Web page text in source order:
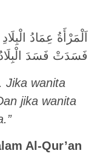
اَلْمَرْأَةُ عِمَادُ
فَسَدَتْ فَسَدَ
Jika wanita
jika wanita
Al-Qur’an